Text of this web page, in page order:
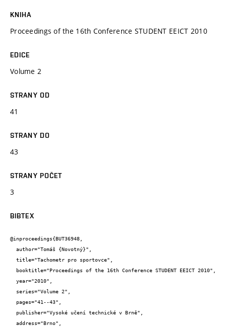
KNIHA
Proceedings of the 16th Conference STUDENT EEICT 2010
EDICE
Volume 2
STRANY OD
41
STRANY DO
43
STRANY POČET
3
BIBTEX
@inproceedings{BUT36948,